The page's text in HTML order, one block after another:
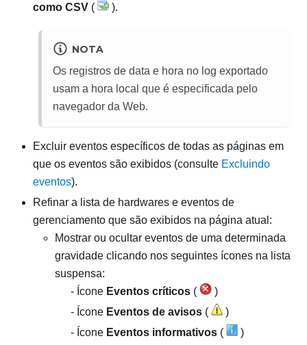
como CSV ( ).
NOTA
Os registros de data e hora no log exportado
usam a hora local que é especificada pelo
navegador da Web.
Excluir eventos específicos de todas as páginas em
que os eventos são exibidos (consulte Excluindo
eventos).
Refinar a lista de hardwares e eventos de
gerenciamento que são exibidos na página atual:
Mostrar ou ocultar eventos de uma determinada
gravidade clicando nos seguintes ícones na lista
suspensa:
Ícone Eventos críticos (
)
Ícone Eventos de avisos (
)
Ícone Eventos informativos (
)